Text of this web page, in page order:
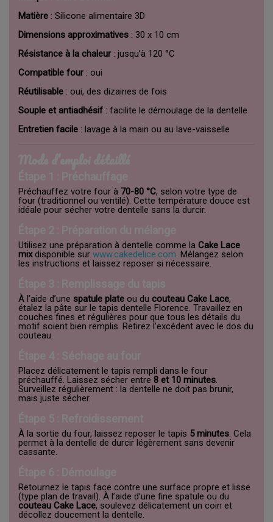
Matière : Silicone alimentaire 3D
Dimensions approximatives : 30 x 10 cm
Résistance à la chaleur: jusqu’à 120 °C
Compatible four: oui
Réutilisable : oui, des dizaines de fois
Souple et antiadhésif : facilite le démoulage de la dentelle
Entretien facile : lavage à la main ou au lave-vaisselle
Préchauffez votre four à 70-80 °C, selon votre type de
four (traditionnel ou ventilé). Cette température douce est
idéale pour sécher votre dentelle sans la durcir.
Utilisez une préparation à dentelle comme la Cake Lace
mixdisponible sur www.cakedelice.com. Mélangez selon
les instructions et laissez reposer si nécessaire.
À l’aide d’une spatule plate ou du couteau Cake Lace,
étalez la pâte sur le tapis dentelle Florence. Travaillez en
couches fines et régulières pour que tous les détails du
motif soient bien remplis. Retirez l’excédent avec le dos du
couteau.
Placez délicatement le tapis rempli dans le four
préchauffé. Laissez sécher entre 8 et 10 minutes.
Surveillez régulièrement : la dentelle ne doit pas brunir,
mais juste sécher.
À la sortie du four, laissez reposer le tapis 5 minutes. Cela
permet à la dentelle de durcir légèrement sans devenir
cassante.
Retournez le tapis face contre une surface propre et lisse
(type plan de travail). À l’aide d’une fine spatule ou du
couteau Cake Lace, soulevez délicatement un coin et
décollez doucement la dentelle.